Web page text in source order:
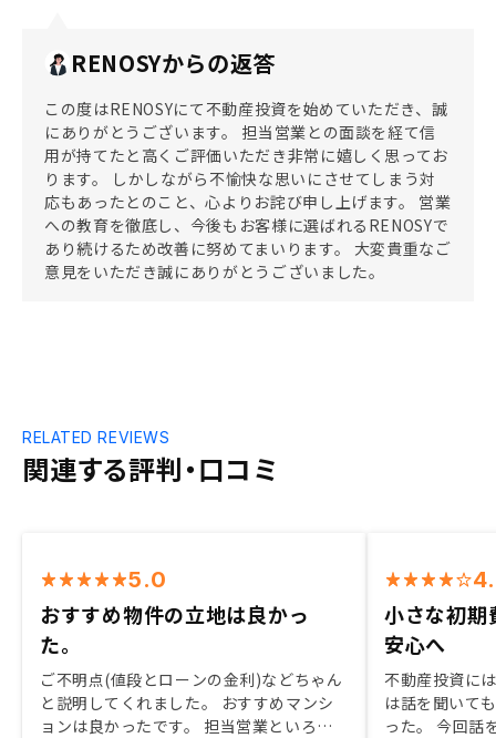
RENOSYからの返答
この度はRENOSYにて不動産投資を始めていただき、誠
にありがとうございます。 担当営業との面談を経て信
用が持てたと高くご評価いただき非常に嬉しく思ってお
ります。 しかしながら不愉快な思いにさせてしまう対
応もあったとのこと、心よりお詫び申し上げます。 営業
への教育を徹底し、今後もお客様に選ばれるRENOSYで
あり続けるため改善に努めてまいります。 大変貴重なご
意見をいただき誠にありがとうございました。
関連する評判・口コミ
RELATED REVIEWS
5.0
おすすめ物件の立地は良かっ
た。
ご不明点(値段とローンの金利)などちゃん
と説明してくれました。 おすすめマンシ
ョンは良かったです。 担当営業といろい
小さな初期
安心へ
不動産投資に
は話を聞いて
った。 今回話